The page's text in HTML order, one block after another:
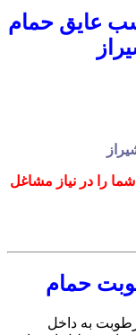
عایق حمام
را در نیاز مشاغل
حمام
به داخل